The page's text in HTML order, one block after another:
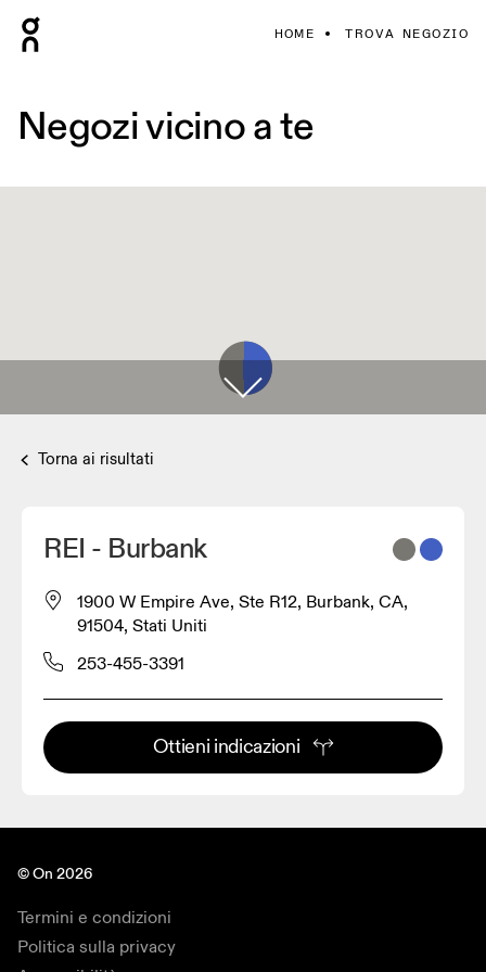
HOME TROVA NEGOZIO
Negozi vicino a te
Torna ai risultati
REI - Burbank
1900 W Empire Ave, Ste R12, Burbank, CA,
91504, Stati Uniti
253-455-3391
Ottieni indicazioni
© On 2026
Termini e condizioni
Politica sulla privacy